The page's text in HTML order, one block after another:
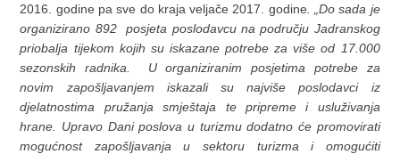
2016. godine pa sve do kraja veljače 2017. godine . „Do sada je
organizirano 892 posjeta poslodavcu na području Jadranskog
priobalja tijekom kojih su iskazane potrebe za više od 17.000
sezonskih radnika. U organiziranim posjetima potrebe za
novim zapošljavanjem iskazali su najviše poslodavci iz
djelatnostima pružanja smještaja te pripreme i usluživanja
hrane. Upravo Dani poslova u turizmu dodatno će promovirati
mogućnost zapošljavanja u sektoru turizma i omogućiti